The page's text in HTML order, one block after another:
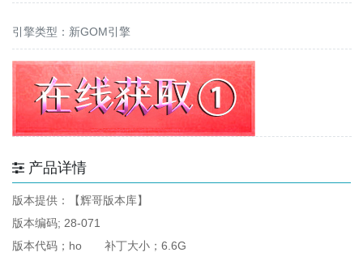
引擎类型：新GOM引擎
产品详情
版本提供：【辉哥版本库】
版本编码; 28-071
版本代码；ho 补丁大小；6.6G